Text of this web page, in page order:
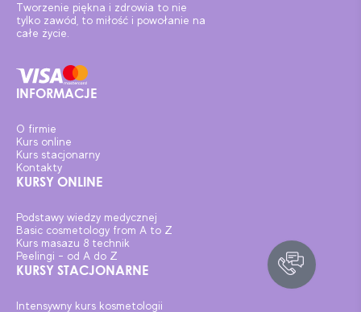
Tworzenie piękna i zdrowia to nie
tylko zawód, to miłość i powołanie na
całe życie.
INFORMACJE
O firmie
Kurs online
Kurs stacjonarny
Kontakty
KURSY ONLINE
Podstawy wiedzy medycznej
Basic cosmetology from A to Z
Kurs masazu 8 technik
Peelingi – od A do Z
KURSY STACJONARNE
Intensywny kurs kosmetologii